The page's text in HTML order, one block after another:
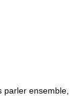
ensemble,